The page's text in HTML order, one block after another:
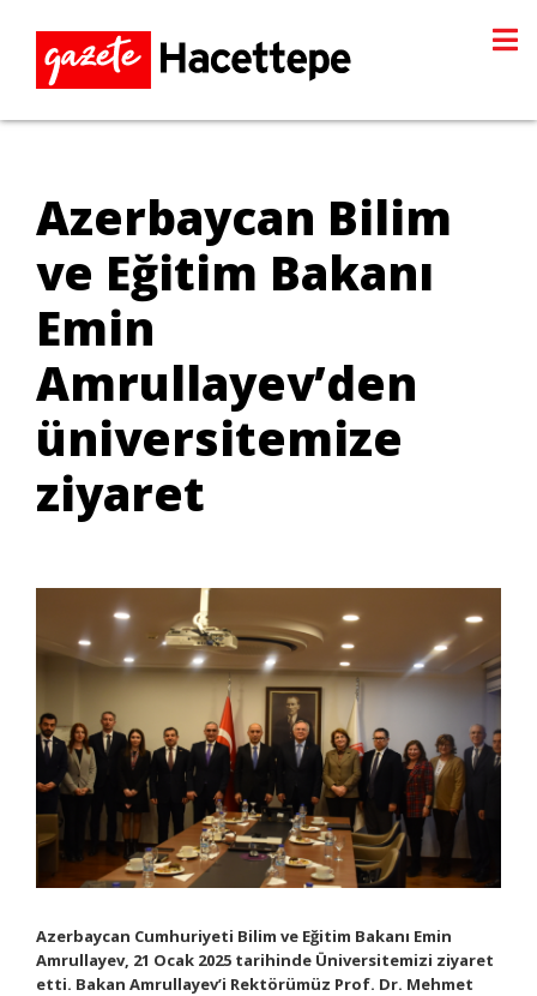
Azerbaycan Bilim
ve Eğitim Bakanı
Emin
Amrullayev’den
üniversitemize
ziyaret
Azerbaycan Cumhuriyeti Bilim ve Eğitim Bakanı Emin
Amrullayev, 21 Ocak 2025 tarihinde Üniversitemizi ziyaret
etti. Bakan Amrullayev’i Rektörümüz Prof. Dr. Mehmet